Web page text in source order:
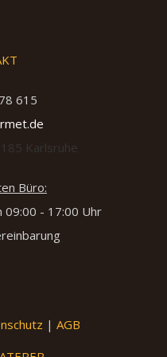
615
Karlsruhe
Büro:
09:00 - 17:00 Uhr
| AGB